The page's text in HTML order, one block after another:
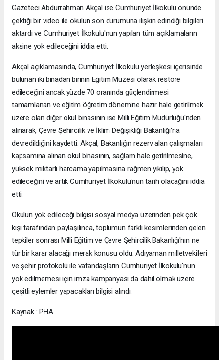
Gazeteci Abdurrahman Akçal ise Cumhuriyet İlkokulu önünde
çektiği bir video ile okulun son durumuna ilişkin edindiği bilgileri
aktardı ve Cumhuriyet İlkokulu'nun yapılan tüm açıklamaların
aksine yok edileceğini iddia etti.
Akçal açıklamasında, Cumhuriyet İlkokulu yerleşkesi içerisinde
bulunan iki binadan birinin Eğitim Müzesi olarak restore
edileceğini ancak yüzde 70 oranında güçlendirmesi
tamamlanan ve eğitim öğretim dönemine hazır hale getirilmek
üzere olan diğer okul binasının ise Milli Eğitim Müdürlüğü'nden
alınarak, Çevre Şehircilik ve İklim Değişikliği Bakanlığı'na
devredildiğini kaydetti. Akçal, Bakanlığın rezerv alan çalışmaları
kapsamına alınan okul binasının, sağlam hale getirilmesine,
yüksek miktarlı harcama yapılmasına rağmen yıkılıp, yok
edileceğini ve artık Cumhuriyet İlkokulu'nun tarih olacağını iddia
etti.
Okulun yok edileceği bilgisi sosyal medya üzerinden pek çok
kişi tarafından paylaşılınca, toplumun farklı kesimlerinden gelen
tepkiler sonrası Milli Eğitim ve Çevre Şehircilik Bakanlığı'nın ne
tür bir karar alacağı merak konusu oldu. Adıyaman milletvekilleri
ve şehir protokolü ile vatandaşların Cumhuriyet İlkokulu'nun
yok edilmemesi için imza kampanyası da dahil olmak üzere
çeşitli eylemler yapacakları bilgisi alındı.
Kaynak : PHA